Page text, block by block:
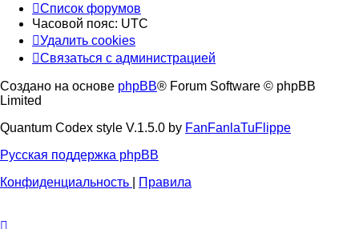
Список форумов
Часовой пояс: UTC
Удалить cookies
Связаться с администрацией
Создано на основе phpBB® Forum Software © phpBB
Limited
Quantum Codex style V.1.5.0 by FanFanlaTuFlippe
Русская поддержка phpBB
Конфиденциальность
Правила